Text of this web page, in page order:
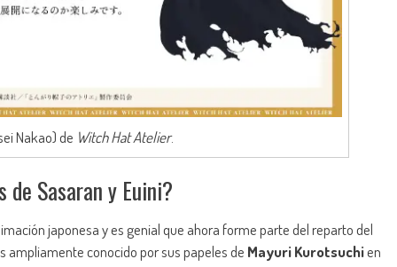
Nakao) de Witch Hat Atelier.
de Sasaran y Euini?
japonesa y es genial que ahora forme parte del reparto del
ampliamente conocido por sus papeles de Mayuri Kurotsuchien